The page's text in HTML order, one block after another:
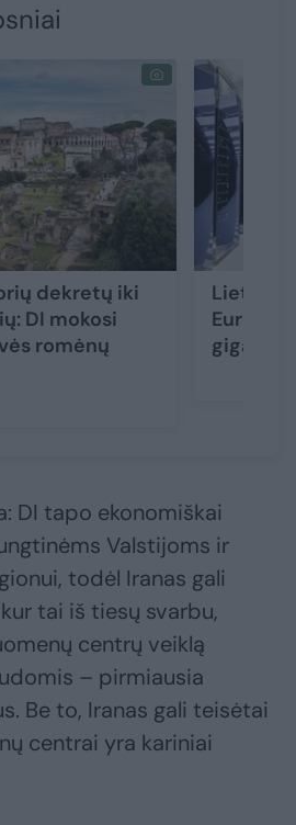
dekretų iki
DI mokosi
romėnų
Lietuva
DI tapo ekonomiškai
Valstijoms ir
todėl Iranas gali
tai iš tiesų svarbu,
centrų veiklą
– pirmiausia
Be to, Iranas gali teisėtai
centrai yra kariniai